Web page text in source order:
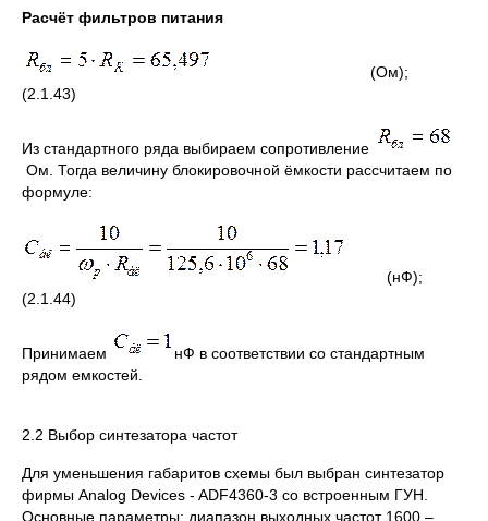
Расчёт фильтров питания
(Ом);
(2.1.43)
Из стандартного ряда выбираем сопротивление
Ом. Тогда величину блокировочной ёмкости рассчитаем по
формуле:
(нФ);
(2.1.44)
Принимаем
нФ в соответствии со стандартным
рядом емкостей.
2.2 Выбор синтезатора частот
Для уменьшения габаритов схемы был выбран синтезатор
фирмы Analog Devices - ADF4360-3 со встроенным ГУН.
Основные параметры: диапазон выходных частот 1600 –